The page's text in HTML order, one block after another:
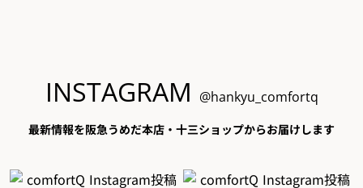
INSTAGRAM @hankyu_comfortq
最新情報を阪急うめだ本店・十三ショップからお届けします